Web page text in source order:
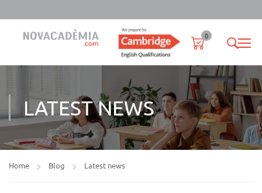
0
LATEST NEWS
Home Blog Latest news